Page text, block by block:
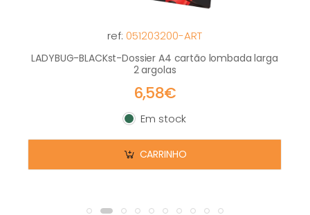
ref: 051203200-ART
LADYBUG-BLACKst-Dossier A4 cartão lombada larga
2 argolas
6,58€
Em stock
Em stock
CARRINHO